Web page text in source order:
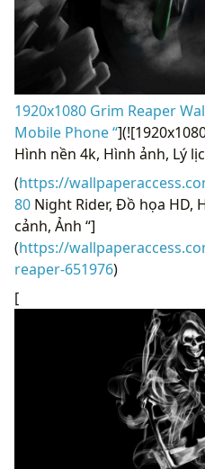
1920x1080 Grim Reaper
Mobile Phone “
Hình nền 4k, Hình ảnh, Lý
(https://
80 Night Rider, Đồ họa HD,
cảnh, Ảnh “]
(https://
reaper-651976)
[